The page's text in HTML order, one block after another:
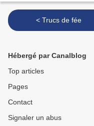
< Trucs de fée
Hébergé par Canalblog
Top articles
Pages
Contact
Signaler un abus